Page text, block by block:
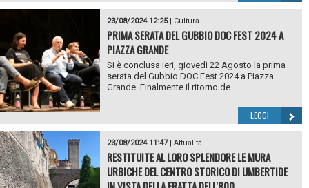
23/08/2024 12:25| Cultura
PRIMA SERATA DEL GUBBIO DOC FEST 2024 A
PIAZZA GRANDE
Si è conclusa ieri, giovedì 22 Agosto la prima
serata del Gubbio DOC Fest 2024 a Piazza
Grande. Finalmente il ritorno de...
LEGGI
23/08/2024 11:47| Attualità
RESTITUITE AL LORO SPLENDORE LE MURA
URBICHE DEL CENTRO STORICO DI UMBERTIDE